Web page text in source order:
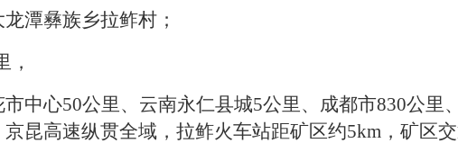
潭彝族乡拉鲊村；
，
市中心50公里、云南永仁县城5公里、成都市830公里
京昆高速纵贯全域，拉鲊火车站距矿区约5km ， 矿区